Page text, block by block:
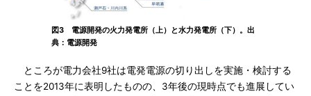
図3 電源開発の火力発電所（上）と水力発電所（下）。出
典：電源開発
ところが電力会社9社は電発電源の切り出しを実施・検討する
ことを2013年に表明したものの、3年後の現時点でも進展してい